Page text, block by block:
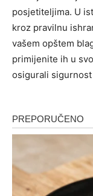
posjetiteljima. U
kroz pravilnu
vašem opštem
primijenite ih u
osigurali